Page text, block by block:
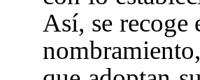
Así, se recoge